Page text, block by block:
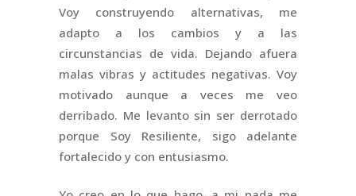
Voy construyendo alternativas, me
adapto a los cambios y a las
circunstancias de vida. Dejando afuera
malas vibras y actitudes negativas. Voy
motivado aunque a veces me veo
derribado. Me levanto sin ser derrotado
porque Soy Resiliente, sigo adelante
fortalecido y con entusiasmo.